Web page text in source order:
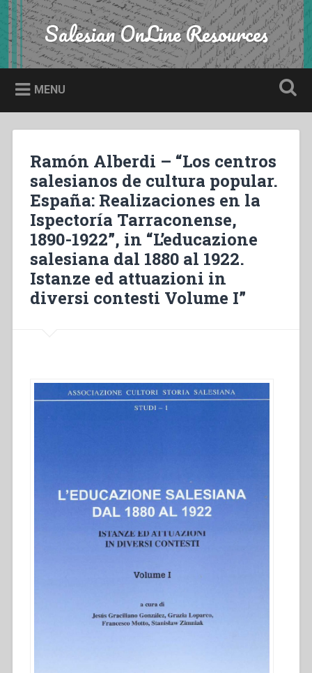
Skip
to
content
Search Salesian OnLine Resources
MENU
Ramón Alberdi – “Los centros
salesianos de cultura popular.
España: Realizaciones en la
Ispectoría Tarraconense,
1890-1922”, in “L’educazione
salesiana dal 1880 al 1922.
Istanze ed attuazioni in
diversi contesti Volume I”